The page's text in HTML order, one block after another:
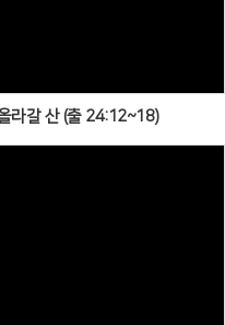
라갈 산 (출 24:12~18)